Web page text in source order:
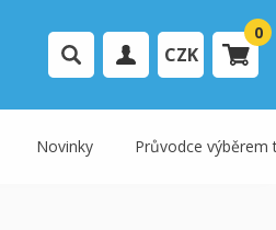
uživatele
CZK
0
Novinky Průvodce výběrem